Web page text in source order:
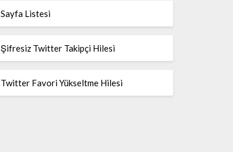
Sayfa Listesi
Şifresiz Twitter Takipçi Hilesi
Twitter Favori Yükseltme Hilesi